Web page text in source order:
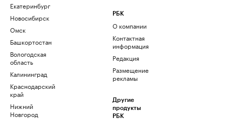
Екатеринбург
Новосибирск
Омск
Башкортостан
Вологодская
область
Калининград
Краснодарский
край
Нижний
Новгород
РБК
О компании
Контактная
информация
Редакция
Размещение
рекламы
Другие
продукты
РБК